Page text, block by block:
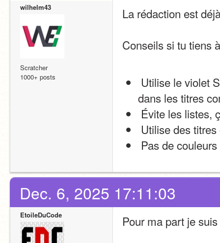
wilhelm43
Scratcher
1000+ posts
La rédaction est
Conseils si tu tiens
Utilise le violet
dans les titres
Évite les listes,
Utilise des
Pas de
Dec. 6, 2025 17:11:03
EtoileDuCode Pour ma part je